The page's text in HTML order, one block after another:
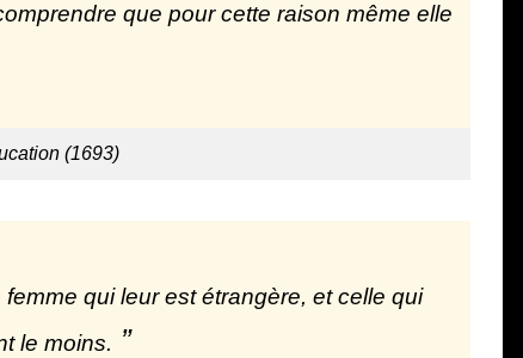
que pour cette raison même elle
(1693)
qui leur est étrangère, et celle qui
le moins.